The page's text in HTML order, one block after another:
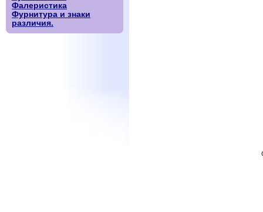
Фалеристика
Фурнитура и знаки
различия.